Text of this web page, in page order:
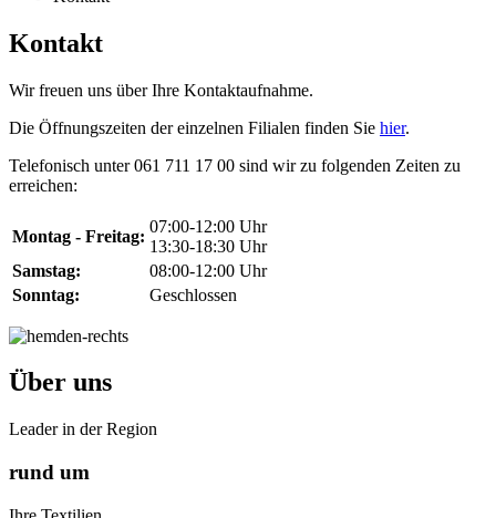
Kontakt
Wir freuen uns über Ihre Kontaktaufnahme.
Die Öffnungszeiten der einzelnen Filialen finden Sie hier.
Telefonisch unter 061 711 17 00 sind wir zu folgenden Zeiten zu
erreichen:
Montag - Freitag:
07:00-12:00 Uhr
13:30-18:30 Uhr
Samstag:
08:00-12:00 Uhr
Sonntag:
Geschlossen
Über uns
Leader in der Region
rund um